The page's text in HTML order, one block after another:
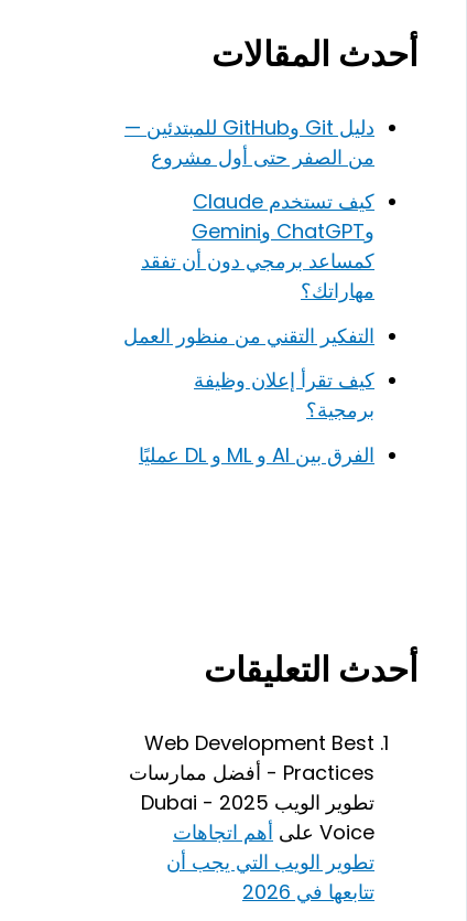
أحدث المقالات
دليل Git وGitHub للمبتدئين —
من الصفر حتى أول مشروع
كيف تستخدم Claude
وChatGPT وGemini
كمساعد برمجي دون أن تفقد
مهاراتك؟
التفكير التقني من منظور العمل
كيف تقرأ إعلان وظيفة
برمجية؟
الفرق بين AI و ML و DL عمليًا
أحدث التعليقات
Web Development Best
Practices - أفضل ممارسات
تطوير الويب 2025 - Dubai
Voice على أهم اتجاهات
تطوير الويب التي يجب أن
تتابعها في 2026